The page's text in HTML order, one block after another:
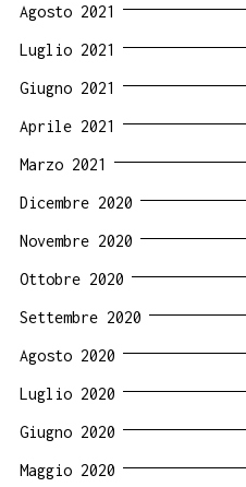
Agosto 2021
Luglio 2021
Giugno 2021
Aprile 2021
Marzo 2021
Dicembre 2020
Novembre 2020
Ottobre 2020
Settembre 2020
Agosto 2020
Luglio 2020
Giugno 2020
Maggio 2020